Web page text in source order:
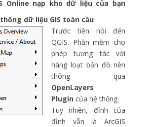
Online nạp kho dữ liệu của bạn
dữ liệu GIS toàn cầu
Trước tiên nói đến
QGIS. Phần mềm cho
phép tương tác với
hàng loạt bản đồ nền
thông qua
OpenLayers
Plugin của hệ thống.
Tuy nhiên, đỉnh của
đỉnh vẫn là ArcGIS